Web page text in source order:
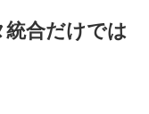
合だけでは